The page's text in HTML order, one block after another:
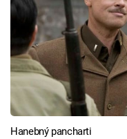
Hanebný pancharti